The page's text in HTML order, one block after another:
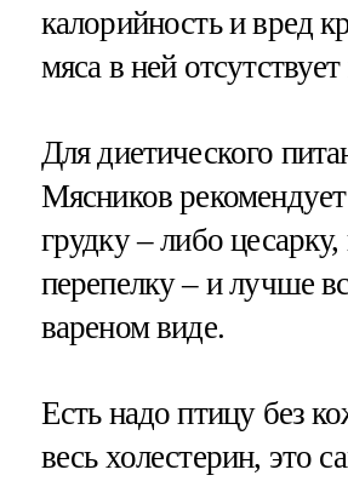
калорийность и вред
мяса в ней
Для диетического
Мясников
грудку – либо цесарку,
перепелку – и лучше
вареном виде.
Есть надо птицу без
весь холестерин, это